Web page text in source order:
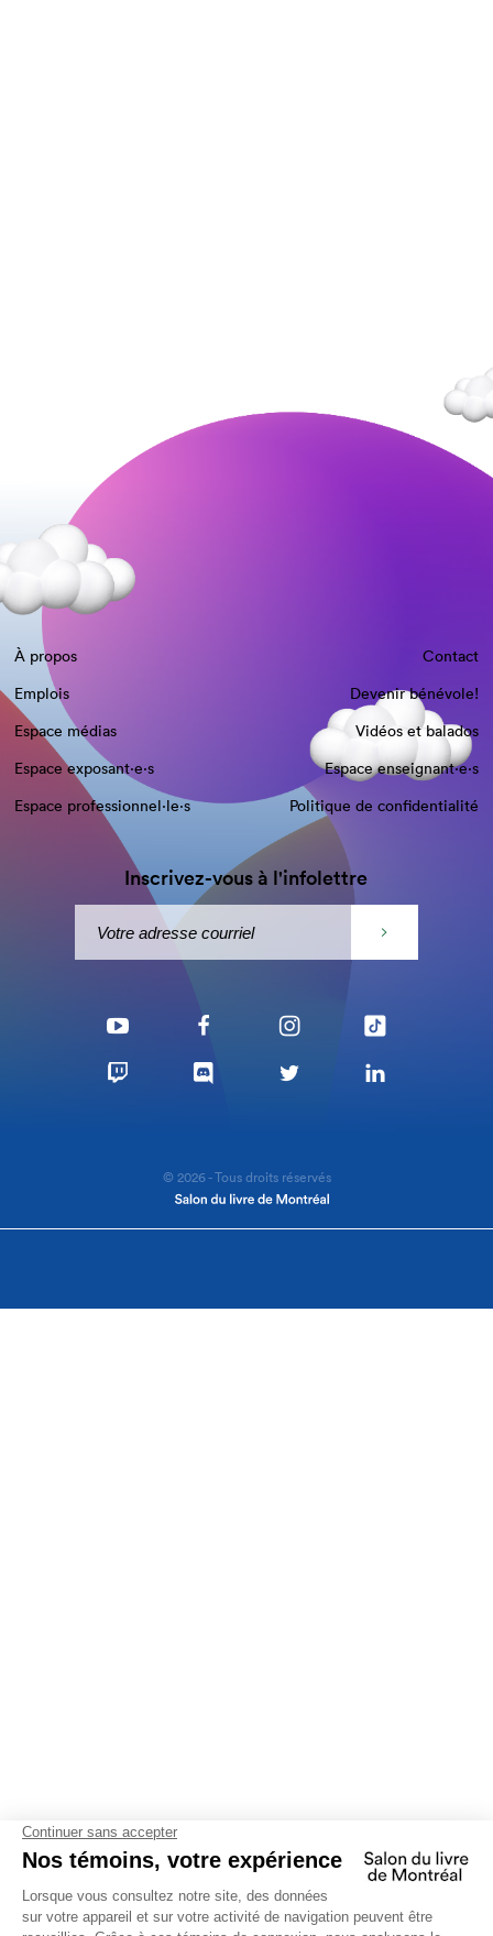
À propos
Contact
Emplois
Devenir bénévole!
Espace médias
Vidéos et balados
Espace exposant·e⋅s
Espace enseignant·e⋅s
Espace professionnel·le⋅s
Politique de confidentialité
Inscrivez-vous à l'infolettre
© 2026 - Tous droits réservés